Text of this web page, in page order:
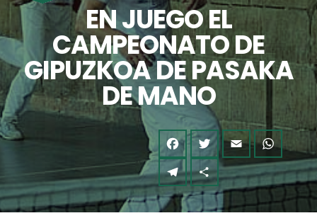
EN JUEGO EL
CAMPEONATO DE
GIPUZKOA DE PASAKA
DE MANO